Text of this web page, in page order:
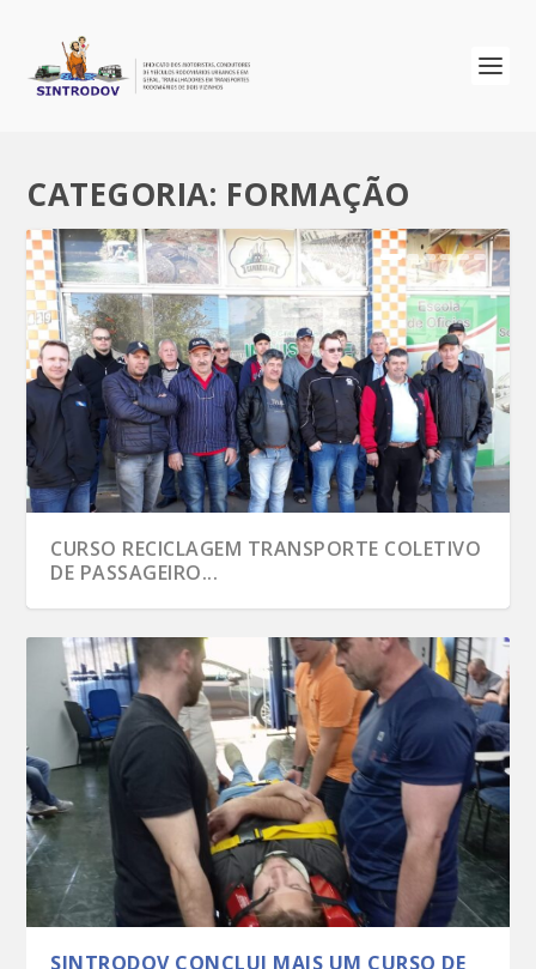
CATEGORIA: FORMAÇÃO
CURSO RECICLAGEM TRANSPORTE COLETIVO
DE PASSAGEIRO...
CONCLUÍDO CURSO DE RECICLAGEM DE
TRANSPORTE COLETI...
ISC – INSTITUTO SÃO CRISTÓVÃO DE
CURITIBA CONCLUÍ ...
CONCLUÍDO CURSO MOPP –
MOVIMENTAÇÃO DE PRODUTOS PE...
SINTRODOV CONCLUI MAIS UM CURSO DE
TRANSPORTE ESCO...
SINTRODOV PROMOVEU RECICLAGEM DO
MOPP EM CAPANEMA ...
SINTRODOV CONCLUI MAIS UM CURSO DE